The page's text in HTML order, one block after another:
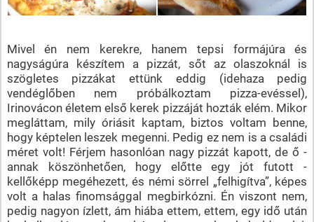
Mivel én nem kerekre, hanem tepsi formájúra és
nagyságúra készítem a pizzát, sőt az olaszoknál is
szögletes pizzákat ettünk eddig (idehaza pedig
vendéglőben nem próbálkoztam pizza-evéssel),
Irinovácon életem első kerek pizzáját hozták elém. Mikor
megláttam, mily óriásit kaptam, biztos voltam benne,
hogy képtelen leszek megenni. Pedig ez nem is a családi
méret volt! Férjem hasonlóan nagy pizzát kapott, de ő -
annak köszönhetően, hogy előtte egy jót futott -
kellőképp megéhezett, és némi sörrel „felhigítva”, képes
volt a halas finomsággal megbirkózni. Én viszont nem,
pedig nagyon ízlett, ám hiába ettem, ettem, egy idő után